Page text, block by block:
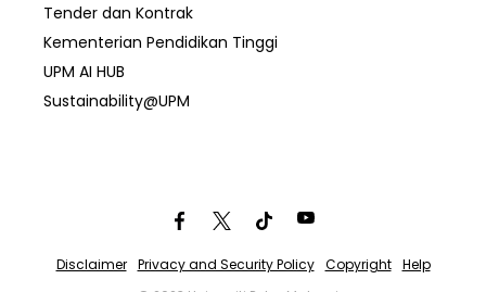
Tender dan Kontrak
Kementerian Pendidikan Tinggi
UPM AI HUB
Sustainability@UPM
Disclaimer Privacy and Security Policy Copyright
Help